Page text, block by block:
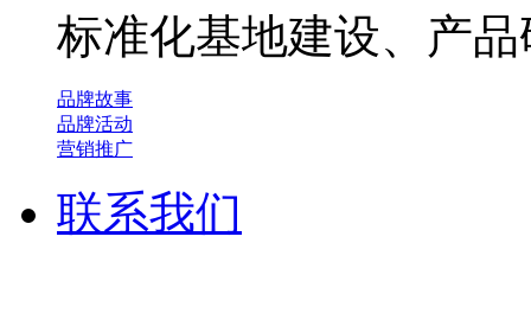
标准化基地建设、产
品牌故事
品牌活动
营销推广
联系我们